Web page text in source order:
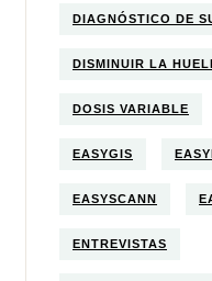
DIAGNÓSTICO DE
DISMINUIR LA
DOSIS VARIABLE
EASYGIS
EASYSCANN
ENTREVISTAS